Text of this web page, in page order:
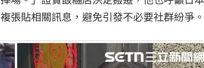
張貼相關訊息，避免引發不必要社群紛爭。